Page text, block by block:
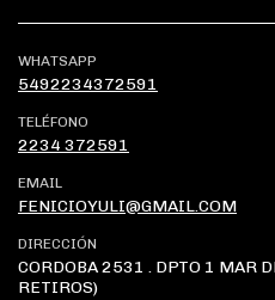
WHATSAPP
5492234372591
TELÉFONO
2234 372591
EMAIL
FENICIOYULI@GMAIL.COM
DIRECCIÓN
CORDOBA 2531 . DPTO 1 MAR
RETIROS)